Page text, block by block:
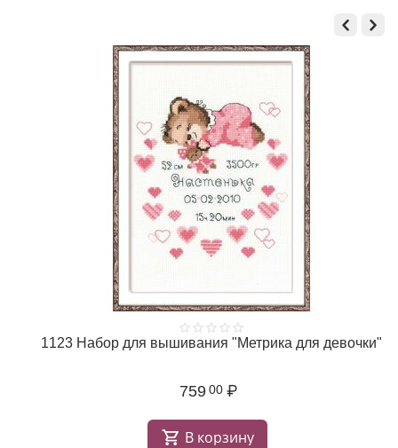
1123 Набор для вышивания "Метрика для девочки"
759 00 ₽
В корзину